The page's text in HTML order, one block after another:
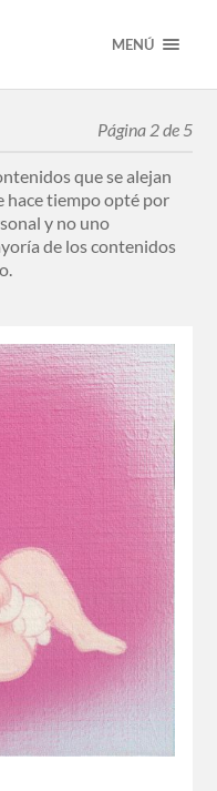
MENÚ
Página 2 de 5
que se alejan
hace tiempo opté por
y no uno
de los contenidos